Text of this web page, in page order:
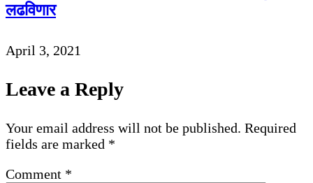
लढविणार
April 3, 2021
Leave a Reply
Your email address will not be published. Required
fields are marked *
Comment *